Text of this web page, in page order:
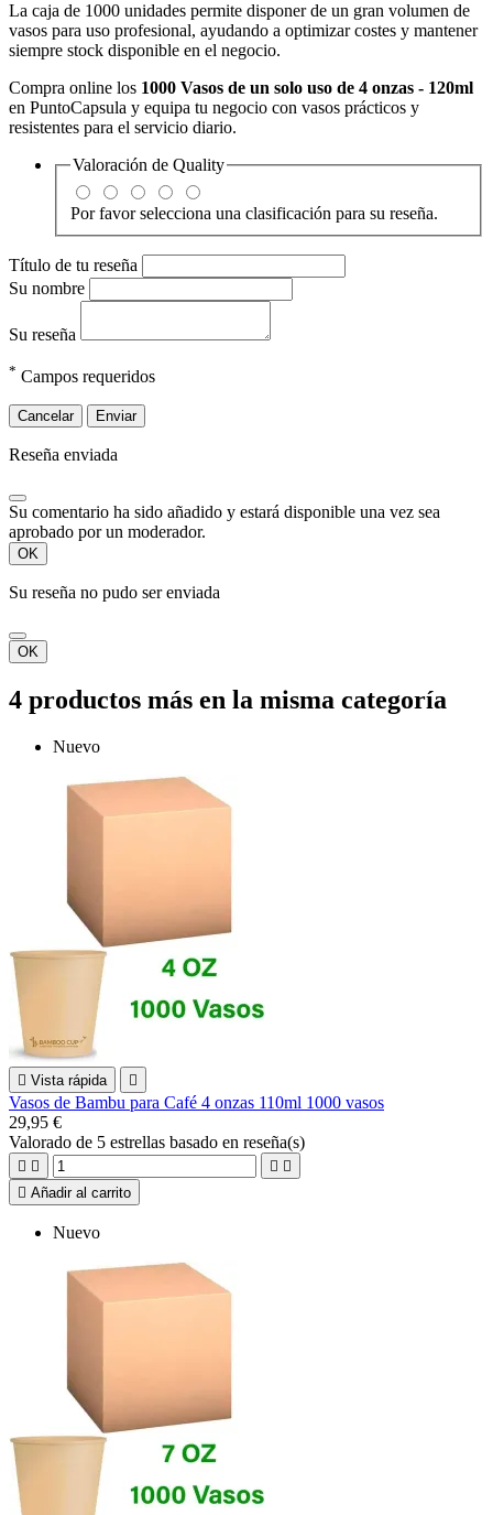
La caja de 1000 unidades permite disponer de un gran volumen de
vasos para uso profesional, ayudando a optimizar costes y mantener
siempre stock disponible en el negocio.
Compra online los 1000 Vasos de un solo uso de 4 onzas - 120ml
en PuntoCapsula y equipa tu negocio con vasos prácticos y
resistentes para el servicio diario.
Valoración de Quality
Por favor selecciona una clasificación para su reseña.
Título de tu reseña
Su nombre
Su reseña
* Campos requeridos
Cancelar Enviar
Reseña enviada
Su comentario ha sido añadido y estará disponible una vez sea
aprobado por un moderador.
OK
Su reseña no pudo ser enviada
OK
4 productos más en la misma categoría
Nuevo
 Vista rápida 
Vasos de Bambu para Café 4 onzas 110ml 1000 vasos
29,95 €
Valorado de 5 estrellas basado en reseña(s)
   
 Añadir al carrito
Nuevo